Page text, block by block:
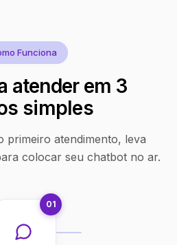
Funciona
atender em 3
simples
primeiro atendimento, leva
colocar seu chatbot no ar.
01